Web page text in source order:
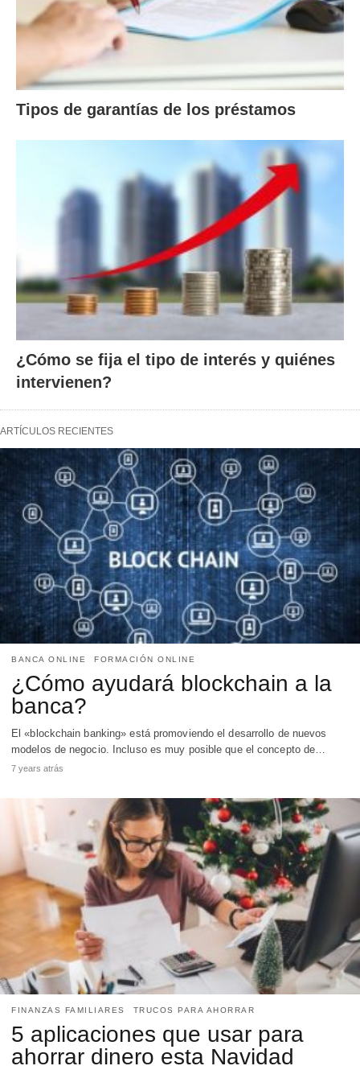
Tipos de garantías de los préstamos
¿Cómo se fija el tipo de interés y quiénes
intervienen?
ARTÍCULOS RECIENTES
BANCA ONLINE FORMACIÓN ONLINE
¿Cómo ayudará blockchain a la
banca?
El «blockchain banking» está promoviendo el desarrollo de nuevos
modelos de negocio. Incluso es muy posible que el concepto de…
7 years atrás
FINANZAS FAMILIARES TRUCOS PARA AHORRAR
5 aplicaciones que usar para
ahorrar dinero esta Navidad